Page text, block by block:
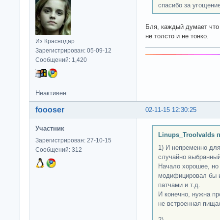
Из Краснодар
Зарегистрирован: 05-09-12
Сообщений: 1,420
спасибо за
Бля, каждый думает
не толсто и не тонко.
Неактивен
02-11-15 12:30:25
foooser
Участник
Зарегистрирован: 27-10-15
Сообщений: 312
Linups_Troolvalds
1) И непременно
случайно
Начало хорошее,
модифицировал бы
патчами и т.д.
И конечно, нужна
не встроенная